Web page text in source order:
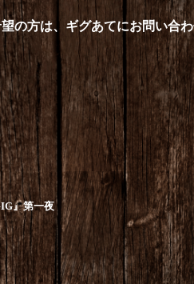
の方は、ギグあてにお問い合わ
』第一夜